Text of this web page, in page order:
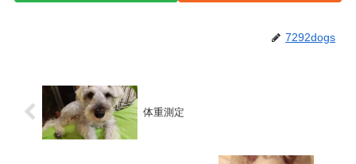
7292dogs
体重測定